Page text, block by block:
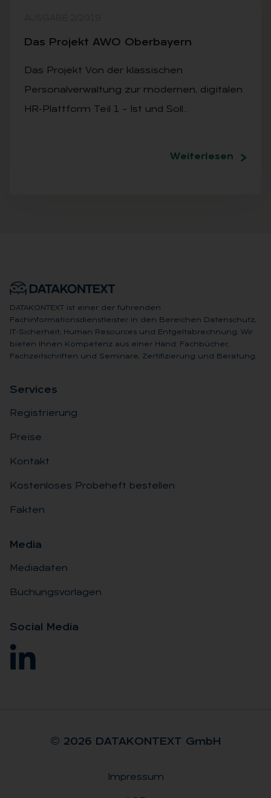
Das Pro­jekt AWO Ober­bay­ern
Das Projekt Von der klassischen
Personalverwaltung zur modernen, digitalen
HR-Plattform Teil 1 – Ist und Soll…
Weiterlesen
DATAKONTEXT ist einer der führenden
Fachinformationsdienstleister in den Bereichen Datenschutz,
IT-Sicherheit, Human Resources und Entgeltabrechnung. Wir
bieten Ihnen Kompetenz aus einer Hand: Fachbücher,
Fachzeitschriften und Seminare, Zertifizierung und Beratung.
Ser­vices
Registrierung
Preise
Kontakt
Kostenloses Probeheft bestellen
Fakten
Me­dia
Mediadaten
Buchungsvorlagen
So­ci­al Me­dia
© 2026 DA­TA­KON­TEXT GmbH
Impressum